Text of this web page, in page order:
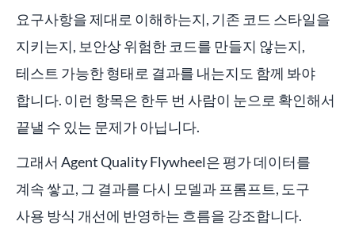
요구사항을 제대로 이해하는지, 기존 코드 스타일을
지키는지, 보안상 위험한 코드를 만들지 않는지,
테스트 가능한 형태로 결과를 내는지도 함께 봐야
합니다. 이런 항목은 한두 번 사람이 눈으로 확인해서
끝낼 수 있는 문제가 아닙니다.
그래서 Agent Quality Flywheel은 평가 데이터를
계속 쌓고, 그 결과를 다시 모델과 프롬프트, 도구
사용 방식 개선에 반영하는 흐름을 강조합니다.